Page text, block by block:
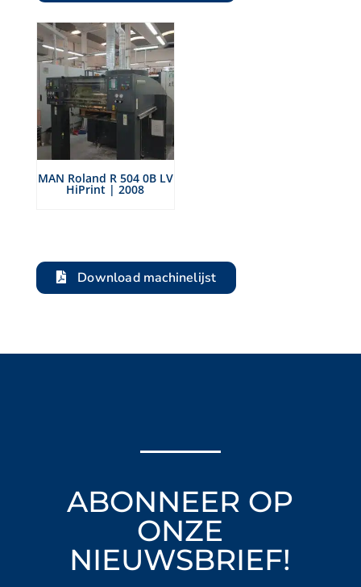
MAN Roland R 504 0B LV
HiPrint | 2008
Download machinelijst
ABONNEER OP
ONZE
NIEUWSBRIEF!